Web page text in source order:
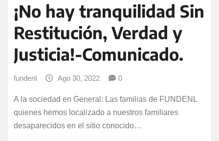
¡No hay tranquilidad Sin
Restitución, Verdad y
Justicia!-Comunicado.
fundenl Ago 30, 2022 0
A la sociedad en General: Las familias de FUNDENL
quienes hemos localizado a nuestros familiares
desaparecidos en el sitio conocido…